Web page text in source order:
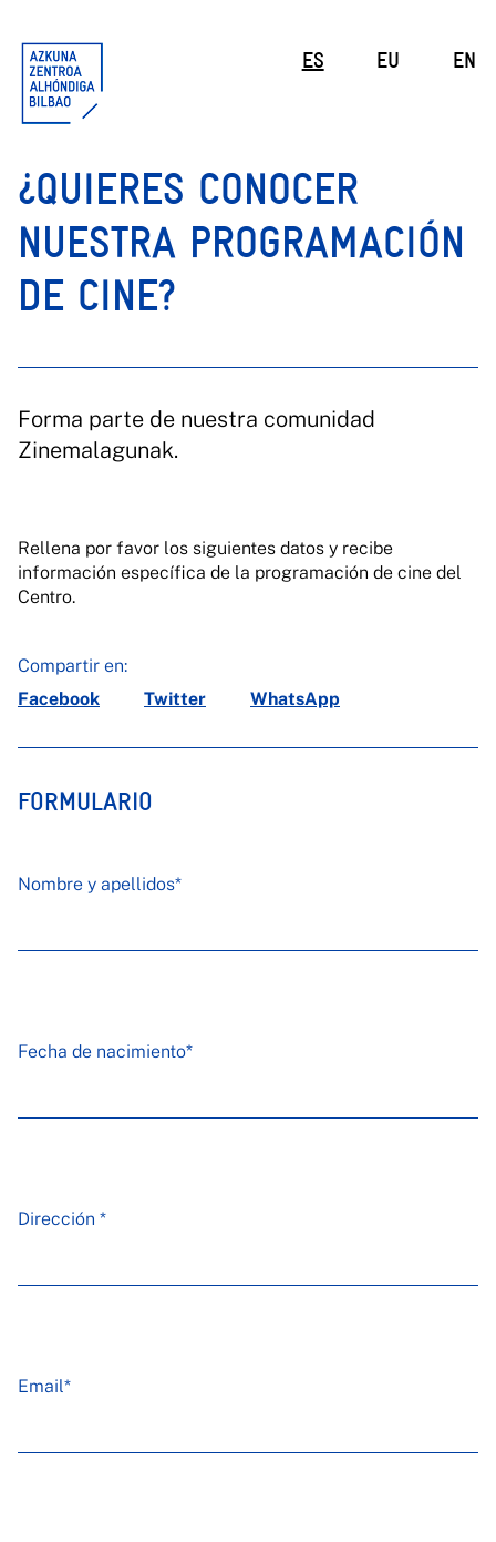
ES EU EN
¿QUIERES CONOCER
NUESTRA PROGRAMACIÓN
DE CINE?
Forma parte de nuestra comunidad
Zinemalagunak.
Rellena por favor los siguientes datos y recibe
información específica de la programación de cine del
Centro.
Compartir en:
Facebook
Twitter WhatsApp
FORMULARIO
Nombre y apellidos*
Fecha de nacimiento*
Dirección *
Email*